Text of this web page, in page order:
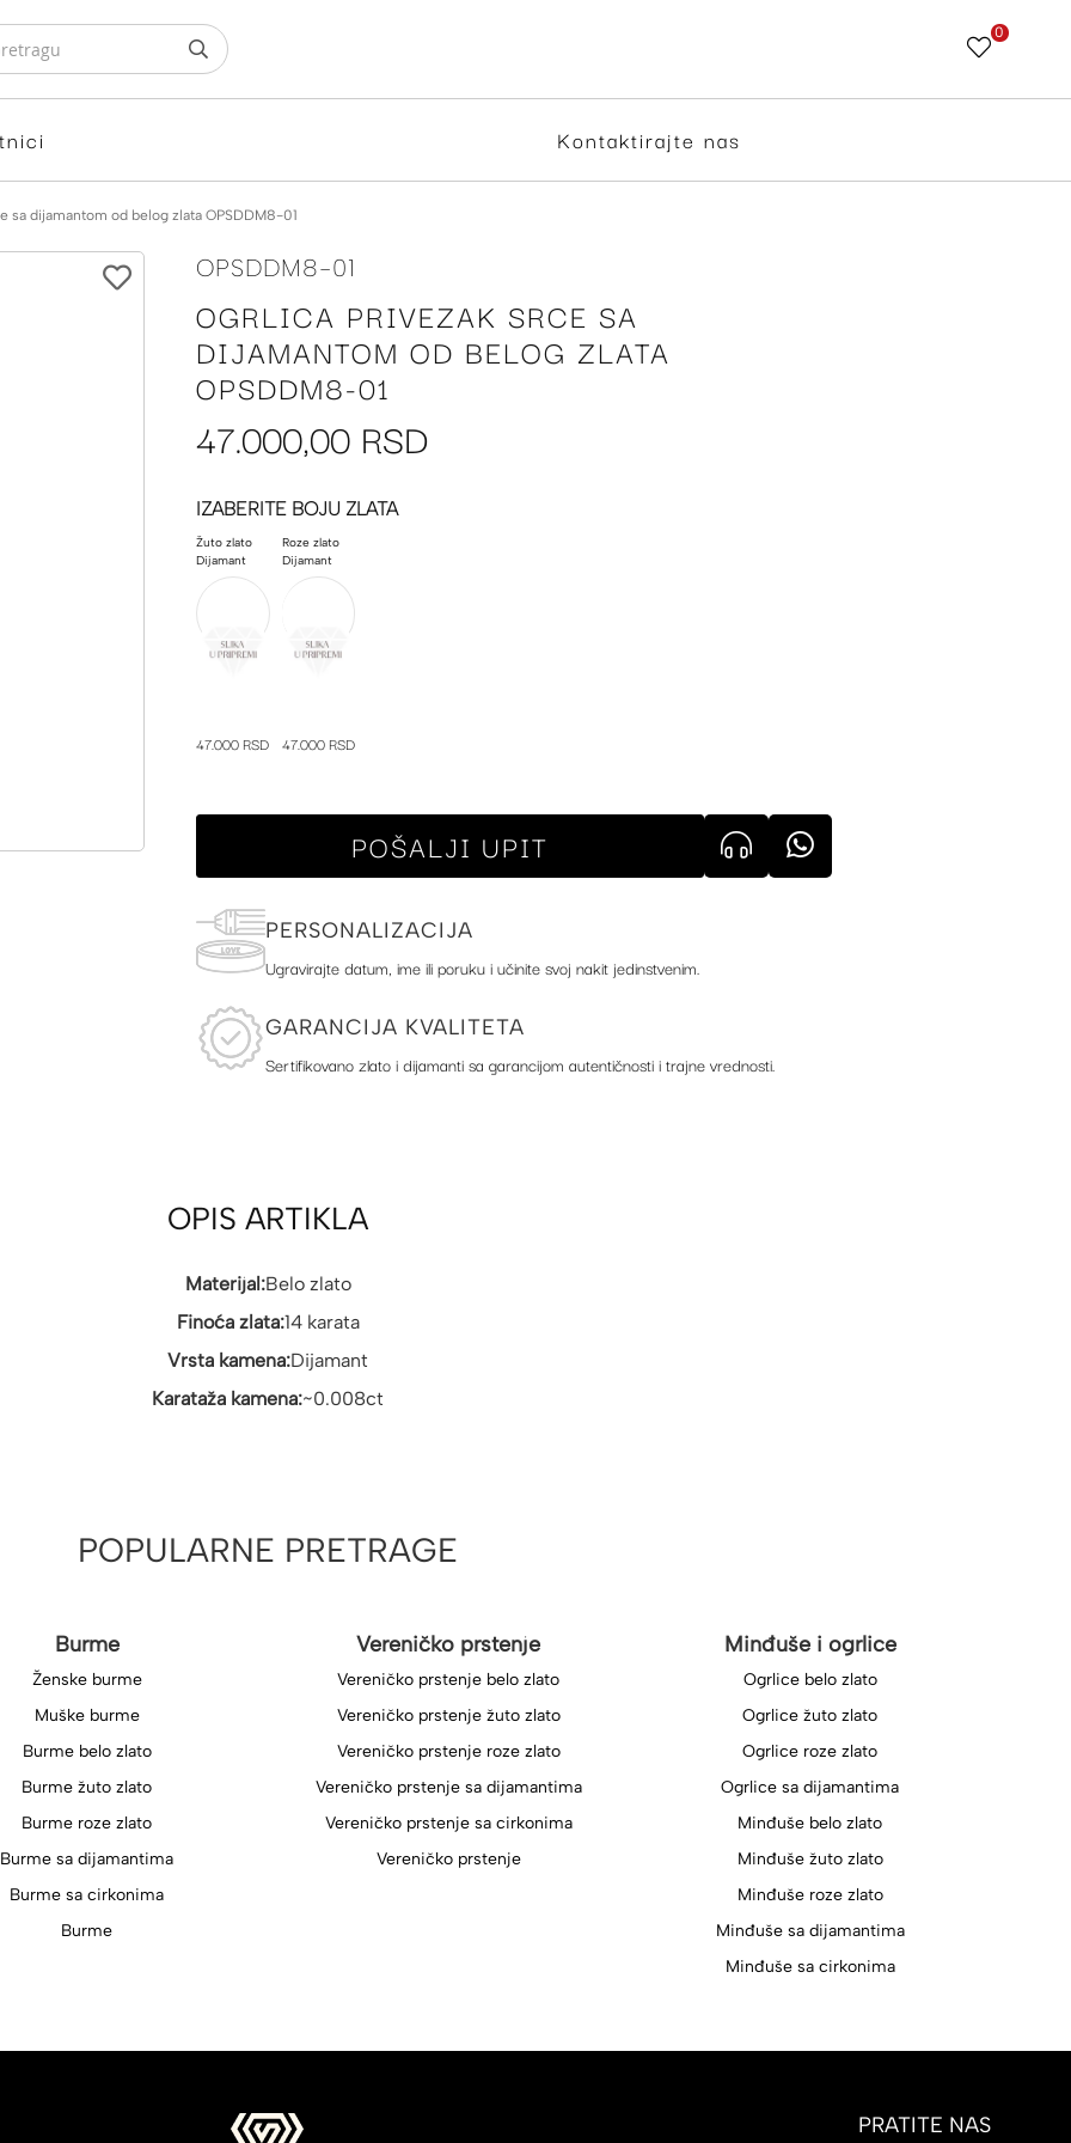
Skip
Content
0
Kontaktirajte nas
sa dijamantom od belog zlata OPSDDM8-01
OGRLICA PRIVEZAK SRCE SA
DIJAMANTOM OD BELOG ZLATA
OPSDDM8-01
OPSDDM8-01
47.000,00 RSD
IZABERITE BOJU ZLATA
Žuto zlato
Dijamant
47.000 RSD
Roze zlato
Dijamant
47.000 RSD
POŠALJI UPIT
PERSONALIZACIJA
Ugravirajte datum, ime ili poruku i učinite svoj nakit jedinstvenim.
GARANCIJA KVALITETA
Sertifikovano zlato i dijamanti sa garancijom autentičnosti i trajne vrednosti.
OPIS ARTIKLA
Materijal:Belo zlato
Finoća zlata:14 karata
Vrsta kamena:Dijamant
Karataža kamena:~0.008ct
POPULARNE PRETRAGE
Burme
Ženske burme
Muške burme
Burme belo zlato
Burme žuto zlato
Burme roze zlato
Burme sa dijamantima
Burme sa cirkonima
Burme
Vereničko prstenje
Vereničko prstenje belo zlato
Vereničko prstenje žuto zlato
Vereničko prstenje roze zlato
Vereničko prstenje sa dijamantima
Vereničko prstenje sa cirkonima
Vereničko prstenje
Minđuše i ogrlice
Ogrlice belo zlato
Ogrlice žuto zlato
Ogrlice roze zlato
Ogrlice sa dijamantima
Minđuše belo zlato
Minđuše žuto zlato
Minđuše roze zlato
Minđuše sa dijamantima
Minđuše sa cirkonima
PRATITE NAS